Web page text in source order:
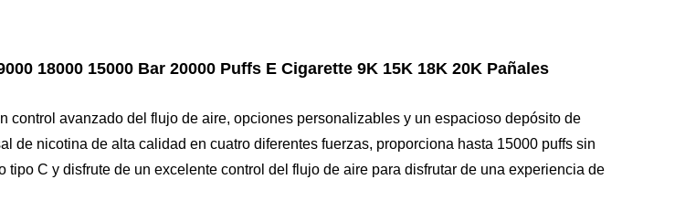
18000 15000 Bar 20000 Puffs E Cigarette 9K 15K 18K 20K Pañales
avanzado del flujo de aire, opciones personalizables y un espacioso depósito de
de nicotina de alta calidad en cuatro diferentes fuerzas, proporciona hasta 15000 puffs sin
C y disfrute de un excelente control del flujo de aire para disfrutar de una experiencia de